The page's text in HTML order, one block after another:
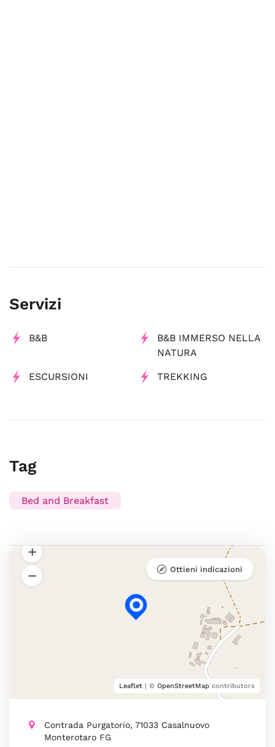
Servizi
B&B
B&B IMMERSO NELLA
NATURA
ESCURSIONI TREKKING
Tag
Bed and Breakfast
Leaflet | © OpenStreetMap contributors
Ottieni indicazioni
Contrada Purgatorio, 71033 Casalnuovo
Monterotaro FG